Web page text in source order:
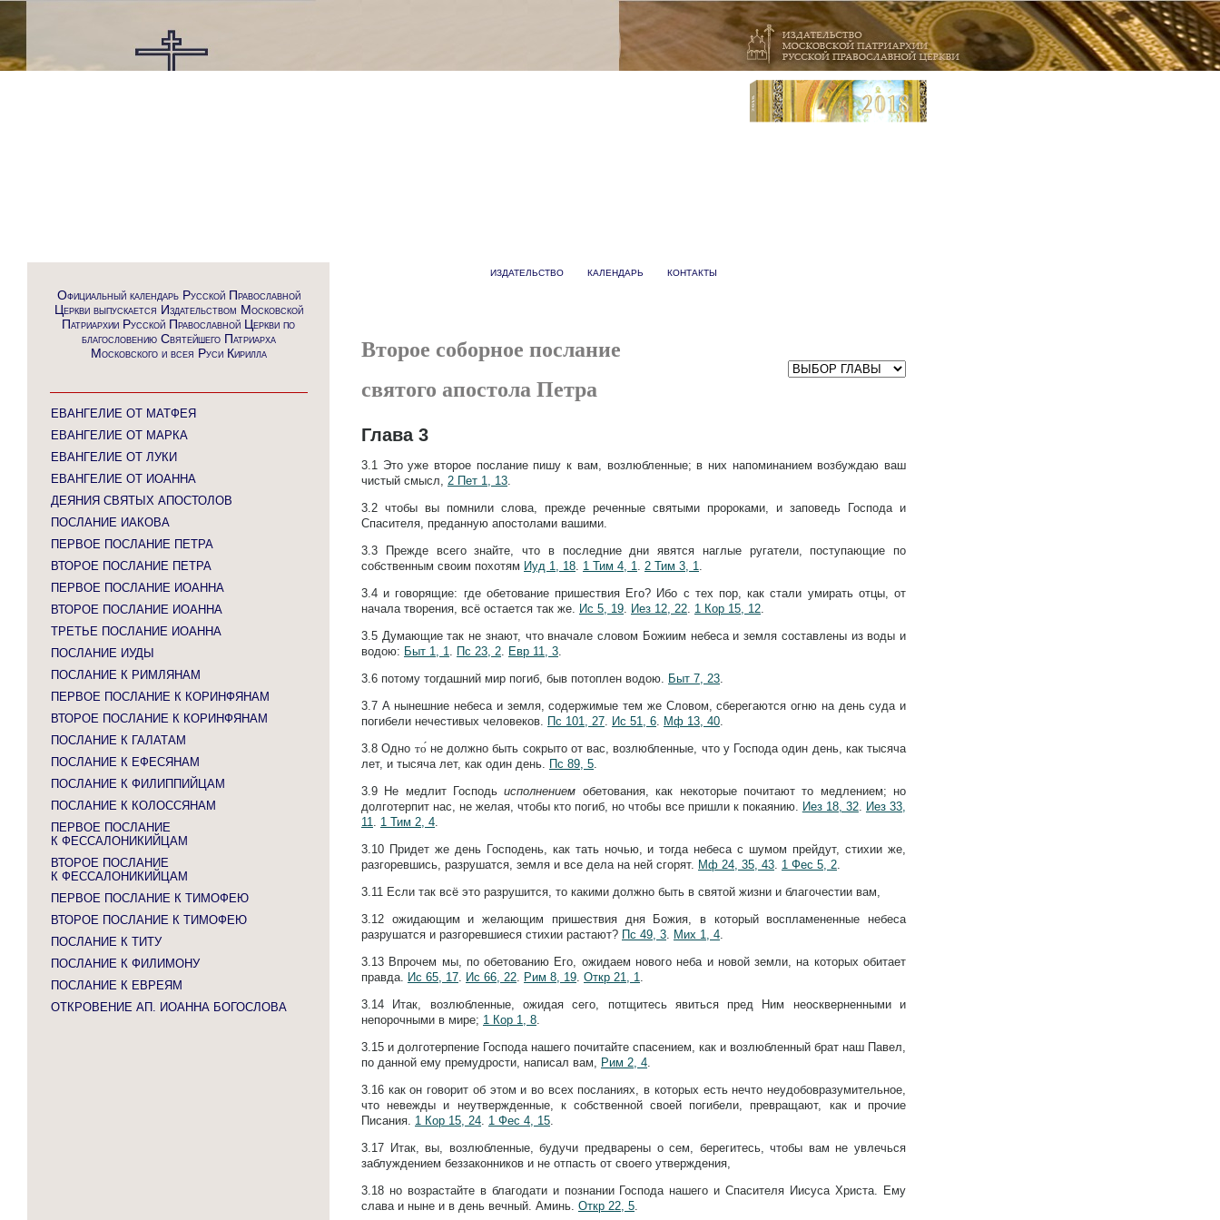
ИЗДАТЕЛЬСТВО КАЛЕНДАРЬ КОНТАКТЫ
Официальный календарь Русской Православной
Церкви выпускается Издательством Московской
Патриархии Русской Православной Церкви по
благословению Святейшего Патриарха
Московского и всея Руси Кирилла
ЕВАНГЕЛИЕ ОТ МАТФЕЯ
ЕВАНГЕЛИЕ ОТ МАРКА
ЕВАНГЕЛИЕ ОТ ЛУКИ
ЕВАНГЕЛИЕ ОТ ИОАННА
ДЕЯНИЯ СВЯТЫХ АПОСТОЛОВ
ПОСЛАНИЕ ИАКОВА
ПЕРВОЕ ПОСЛАНИЕ ПЕТРА
ВТОРОЕ ПОСЛАНИЕ ПЕТРА
ПЕРВОЕ ПОСЛАНИЕ ИОАННА
ВТОРОЕ ПОСЛАНИЕ ИОАННА
ТРЕТЬЕ ПОСЛАНИЕ ИОАННА
ПОСЛАНИЕ ИУДЫ
ПОСЛАНИЕ К РИМЛЯНАМ
ПЕРВОЕ ПОСЛАНИЕ К КОРИНФЯНАМ
ВТОРОЕ ПОСЛАНИЕ К КОРИНФЯНАМ
ПОСЛАНИЕ К ГАЛАТАМ
ПОСЛАНИЕ К ЕФЕСЯНАМ
ПОСЛАНИЕ К ФИЛИППИЙЦАМ
ПОСЛАНИЕ К КОЛОССЯНАМ
ПЕРВОЕ ПОСЛАНИЕ
К ФЕССАЛОНИКИЙЦАМ
ВТОРОЕ ПОСЛАНИЕ
К ФЕССАЛОНИКИЙЦАМ
ПЕРВОЕ ПОСЛАНИЕ К ТИМОФЕЮ
ВТОРОЕ ПОСЛАНИЕ К ТИМОФЕЮ
ПОСЛАНИЕ К ТИТУ
ПОСЛАНИЕ К ФИЛИМОНУ
ПОСЛАНИЕ К ЕВРЕЯМ
ОТКРОВЕНИЕ АП. ИОАННА БОГОСЛОВА
Второе соборное послание
святого апостола Петра
Глава 3
3.1 Это уже второе послание пишу к вам, возлюбленные; в них напоминанием возбуждаю ваш
чистый смысл, 2 Пет 1, 13.
3.2 чтобы вы помнили слова, прежде реченные святыми пророками, и заповедь Господа и
Спасителя, преданную апостолами вашими.
3.3
Прежде всего знайте, что в последние дни явятся наглые ругатели, поступающие по
собственным своим похотям Иуд 1, 18. 1 Тим 4, 1. 2 Тим 3, 1.
3.4 и говорящие: где обетование пришествия Его? Ибо с тех пор, как стали умирать отцы, от
начала творения, всё остается так же. Ис 5, 19. Иез 12, 22. 1 Кор 15, 12.
3.5 Думающие так не знают, что вначале словом Божиим небеса и земля составлены из воды и
водою: Быт 1, 1. Пс 23, 2. Евр 11, 3.
3.6 потому тогдашний мир погиб, быв потоплен водою. Быт 7, 23.
3.7 А нынешние небеса и земля, содержимые тем же Словом, сберегаются огню на день суда и
погибели нечестивых человеков. Пс 101, 27. Ис 51, 6. Мф 13, 40.
3.8Одно то́ не должно быть сокрыто от вас, возлюбленные, что у Господа один день, как тысяча
лет, и тысяча лет, как один день. Пс 89, 5.
3.9 Не медлит Господьисполнением обетования, как некоторые почитают то медлением; но
долготерпит нас, не желая, чтобы кто погиб, но чтобы все пришли к покаянию. Иез 18, 32. Иез 33,
11. 1 Тим 2, 4.
3.10 Придет же день Господень, как тать ночью, и тогда небеса с шумом прейдут, стихии же,
разгоревшись, разрушатся, земля и все дела на ней сгорят. Мф 24, 35, 43. 1 Фес 5, 2.
3.11 Если так всё это разрушится, то какими должно быть в святой жизни и благочестии вам,
3.12 ожидающим и желающим пришествия дня Божия, в который воспламененные небеса
разрушатся и разгоревшиеся стихии растают? Пс 49, 3. Мих 1, 4.
3.13 Впрочем мы, по обетованию Его, ожидаем нового неба и новой земли, на которых обитает
правда. Ис 65, 17. Ис 66, 22. Рим 8, 19. Откр 21, 1.
3.14
Итак, возлюбленные, ожидая сего, потщитесь явиться пред Ним неоскверненными и
непорочными в мире; 1 Кор 1, 8.
3.15 и долготерпение Господа нашего почитайте спасением, как и возлюбленный брат наш Павел,
по данной ему премудрости, написал вам, Рим 2, 4.
3.16 как он говорит об этом и во всех посланиях, в которых есть нечто неудобовразумительное,
что невежды и неутвержденные, к собственной своей погибели, превращают, как и прочие
Писания. 1 Кор 15, 24. 1 Фес 4, 15.
3.17 Итак, вы, возлюбленные, будучи предварены о сем, берегитесь, чтобы вам не увлечься
заблуждением беззаконников и не отпасть от своего утверждения,
3.18 но возрастайте в благодати и познании Господа нашего и Спасителя Иисуса Христа. Ему
слава и ныне и в день вечный. Аминь. Откр 22, 5.